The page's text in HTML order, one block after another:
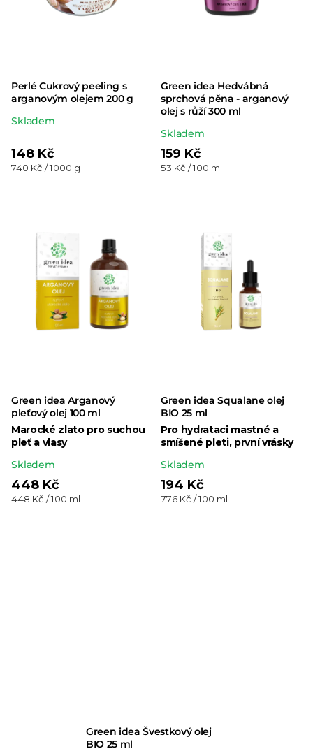
Perlé Cukrový peeling s
arganovým olejem 200 g
Průměrné
produktu
hvězdiček.
Skladem
148 Kč
Měrná
740 Kč / 1000 g
Green idea Hedvábná
sprchová pěna - arganový
olej s růží 300 ml
Průměrné
hodnocení
produktu
hvězdiček.
Skladem
159 Kč
Měrná
53 Kč / 100 ml
Green idea Arganový
pleťový olej 100 ml
Marocké zlato pro suchou
pleť a vlasy
Průměrné
hodnocení
produktu
Skladem
448 Kč
Měrná
448 Kč / 100 ml
Green idea Squalane olej
BIO 25 ml
Pro hydrataci mastné a
smíšené pleti, první vrásky
Průměrné
hodnocení
produktu
Skladem
194 Kč
Měrná
776 Kč / 100 ml
Green idea Švestkový olej
BIO 25 ml